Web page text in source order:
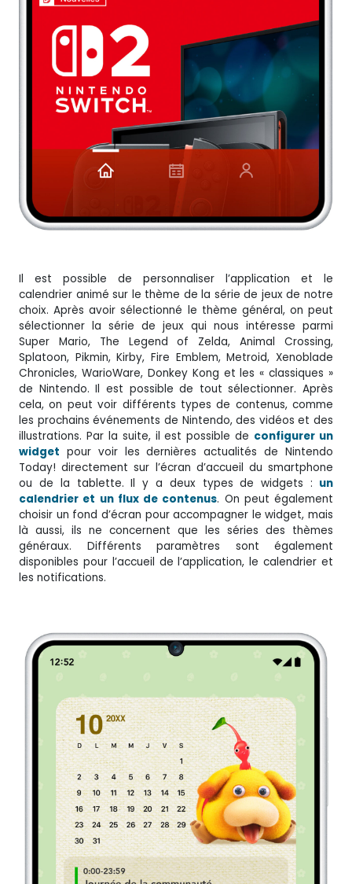
Il est possible de personnaliser l’application et le
calendrier animé sur le thème de la série de jeux de notre
choix. Après avoir sélectionné le thème général, on peut
sélectionner la série de jeux qui nous intéresse parmi
Super Mario, The Legend of Zelda, Animal Crossing,
Splatoon, Pikmin, Kirby, Fire Emblem, Metroid, Xenoblade
Chronicles, WarioWare, Donkey Kong et les « classiques »
de Nintendo. Il est possible de tout sélectionner. Après
cela, on peut voir différents types de contenus, comme
les prochains événements de Nintendo, des vidéos et des
illustrations. Par la suite, il est possible de configurer un
widget pour voir les dernières actualités de Nintendo
Today! directement sur l’écran d’accueil du smartphone
ou de la tablette. Il y a deux types de widgets : un
calendrier et un flux de contenus. On peut également
choisir un fond d’écran pour accompagner le widget, mais
là aussi, ils ne concernent que les séries des thèmes
généraux. Différents paramètres sont également
disponibles pour l’accueil de l’application, le calendrier et
les notifications.